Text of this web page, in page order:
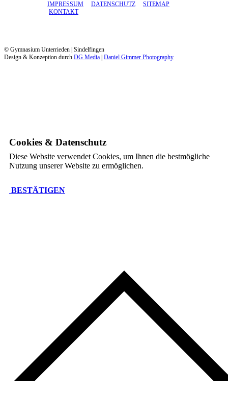
IMPRESSUM DATENSCHUTZ
SITEMAP
KONTAKT
© Gymnasium Unterrieden | Sindelfingen
Design & Konzeption durch DG Media Daniel Gimmer Photography
Cookies & Datenschutz
Diese Website verwendet Cookies, um Ihnen die bestmögliche
Nutzung unserer Website zu ermöglichen.
BESTÄTIGEN